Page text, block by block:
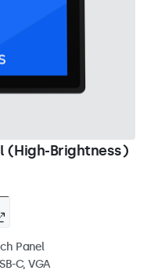
(High-Brightness)
Panel
C, VGA